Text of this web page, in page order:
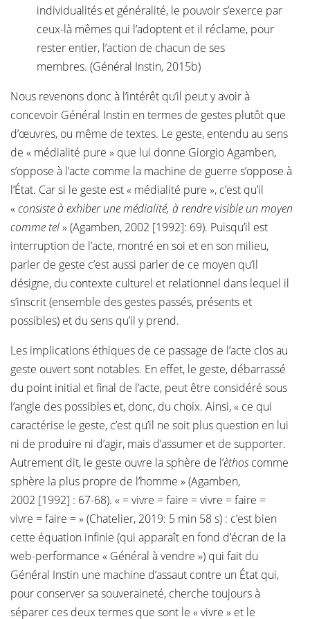
individualités et généralité, le pouvoir s’exerce par
ceux-là mêmes qui l’adoptent et il réclame, pour
rester entier, l’action de chacun de ses
membres. (Général Instin, 2015b)
Nous revenons donc à l’intérêt qu’il peut y avoir à
concevoir Général Instin en termes de gestes plutôt que
d’œuvres, ou même de textes. Le geste, entendu au sens
de « médialité pure » que lui donne Giorgio Agamben,
s’oppose à l’acte comme la machine de guerre s’oppose à
l’État. Car si le geste est « médialité pure », c’est qu’il
«consiste à exhiber une médialité, à rendre visible un moyen
comme tel» (Agamben, 2002 [1992]: 69). Puisqu’il est
interruption de l’acte, montré en soi et en son milieu,
parler de geste c’est aussi parler de ce moyen qu’il
désigne, du contexte culturel et relationnel dans lequel il
s’inscrit (ensemble des gestes passés, présents et
possibles) et du sens qu’il y prend.
Les implications éthiques de ce passage de l’acte clos au
geste ouvert sont notables. En effet, le geste, débarrassé
du point initial et final de l’acte, peut être considéré sous
l’angle des possibles et, donc, du choix. Ainsi, « ce qui
caractérise le geste, c’est qu’il ne soit plus question en lui
ni de produire ni d’agir, mais d’assumer et de supporter.
Autrement dit, le geste ouvre la sphère de l’èthoscomme
sphère la plus propre de l’homme » (Agamben,
2002 [1992] : 67-68). « = vivre = faire = vivre = faire =
vivre = faire = » (Chatelier, 2019: 5 min 58 s) : c’est bien
cette équation infinie (qui apparaît en fond d’écran de la
web-performance « Général à vendre ») qui fait du
Général Instin une machine d’assaut contre un État qui,
pour conserver sa souveraineté, cherche toujours à
séparer ces deux termes que sont le « vivre » et le